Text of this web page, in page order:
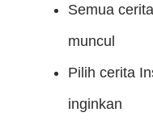
Semua
muncul
Pilih cerita
inginkan